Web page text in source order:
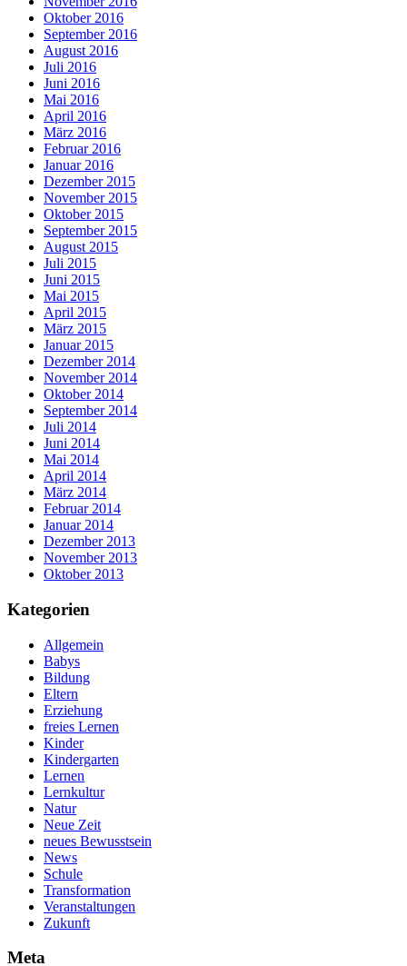
Oktober 2016
September 2016
August 2016
Juli 2016
Juni 2016
Mai 2016
April 2016
März 2016
Februar 2016
Januar 2016
Dezember 2015
November 2015
Oktober 2015
September 2015
August 2015
Juli 2015
Juni 2015
Mai 2015
April 2015
März 2015
Januar 2015
Dezember 2014
November 2014
Oktober 2014
September 2014
Juli 2014
Juni 2014
Mai 2014
April 2014
März 2014
Februar 2014
Januar 2014
Dezember 2013
November 2013
Oktober 2013
Kategorien
Allgemein
Babys
Bildung
Eltern
Erziehung
freies Lernen
Kinder
Kindergarten
Lernen
Lernkultur
Natur
Neue Zeit
neues Bewusstsein
News
Schule
Transformation
Veranstaltungen
Zukunft
Meta